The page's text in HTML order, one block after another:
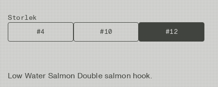
Storlek
#4
#10 #12
Low Water Salmon Double salmon hook.